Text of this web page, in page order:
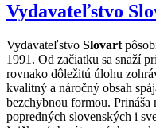
Vydavateľstvo
Vydavateľstvo Slovart
1991. Od začiatku sa snaží
rovnako dôležitú úlohu
kvalitný a náročný obsah
bezchybnou formou.
popredných slovenských i